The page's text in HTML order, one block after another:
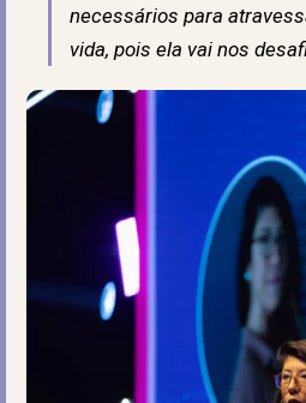
necessários para
vida, pois ela vai nos